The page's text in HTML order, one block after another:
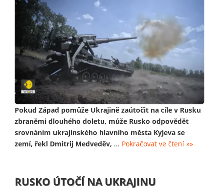
Pokud Západ pomůže Ukrajině zaútočit na cíle v Rusku
zbraněmi dlouhého doletu, může Rusko odpovědět
srovnáním ukrajinského hlavního města Kyjeva se
zemí, řekl Dmitrij Medveděv, ... Pokračovat ve čtení »»
RUSKO ÚTOČÍ NA UKRAJINU